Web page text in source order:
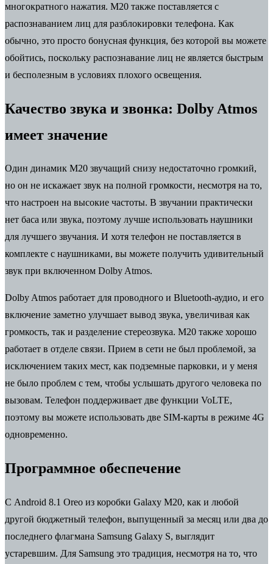
многократного нажатия. M20 также поставляется с
распознаванием лиц для разблокировки телефона. Как
обычно, это просто бонусная функция, без которой вы можете
обойтись, поскольку распознавание лиц не является быстрым
и бесполезным в условиях плохого освещения.
Качество звука и звонка: Dolby Atmos
имеет значение
Один динамик M20 звучащий снизу недостаточно громкий,
но он не искажает звук на полной громкости, несмотря на то,
что настроен на высокие частоты. В звучании практически
нет баса или звука, поэтому лучше использовать наушники
для лучшего звучания. И хотя телефон не поставляется в
комплекте с наушниками, вы можете получить удивительный
звук при включенном Dolby Atmos.
Dolby Atmos работает для проводного и Bluetooth-аудио, и его
включение заметно улучшает вывод звука, увеличивая как
громкость, так и разделение стереозвука. M20 также хорошо
работает в отделе связи. Прием в сети не был проблемой, за
исключением таких мест, как подземные парковки, и у меня
не было проблем с тем, чтобы услышать другого человека по
вызовам. Телефон поддерживает две функции VoLTE,
поэтому вы можете использовать две SIM-карты в режиме 4G
одновременно.
Программное обеспечение
С Android 8.1 Oreo из коробки Galaxy M20, как и любой
другой бюджетный телефон, выпущенный за месяц или два до
последнего флагмана Samsung Galaxy S, выглядит
устаревшим. Для Samsung это традиция, несмотря на то, что